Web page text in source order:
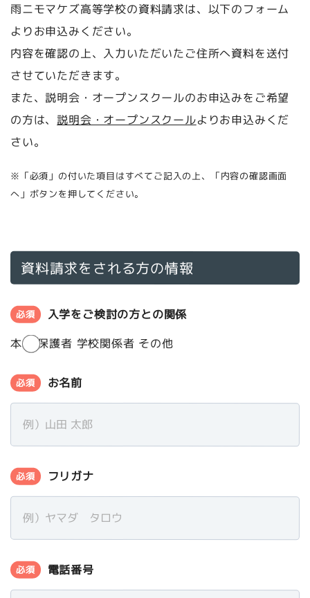
雨ニモマケズ高等学校の資料請求は、以下のフォーム
よりお申込みください。
内容を確認の上、入力いただいたご住所へ資料を送付
させていただきます。
また、説明会・オープンスクールのお申込みをご希望
の方は、 説明会・オープンスクールよりお申込みくだ
さい。
※「必須」の付いた項目はすべてご記入の上、「内容の確認画面
へ」ボタンを押してください。
資料請求をされる方の情報
必須 入学をご検討の方との関係
本人 保護者 学校関係者 その他
必須 お名前
必須 フリガナ
必須 電話番号